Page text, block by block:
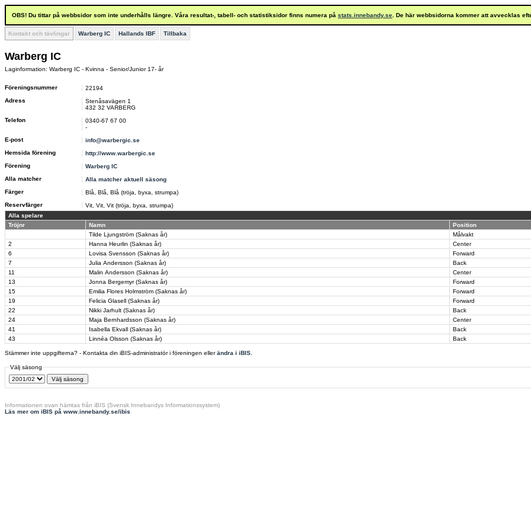
OBS! Du tittar på webbsidor som inte underhålls längre. Våra resultat-, tabell- och statistiksidor finns numera på stats.innebandy.se . De här webbsidorna kommer att avvecklas
Kontakt och tävlingar Warberg IC Hallands IBF Tillbaka
Warberg IC
Laginformation: Warberg IC - Kvinna - Senior/Junior 17- år
Föreningsnummer
22194
Adress
Stenåsavägen 1
432 32 VARBERG
Telefon
0340-67 67 00
-
E-post
info@warbergic.se
Hemsida förening
http://www.warbergic.se
Förening
Warberg IC
Alla matcher
Alla matcher aktuell säsong
Färger
Blå, Blå, Blå (tröja, byxa, strumpa)
Reservfärger
Vit, Vit, Vit (tröja, byxa, strumpa)
Alla spelare
Tröjnr
Namn
Position
Tilde Ljungström (Saknas år)
Målvakt
2
Hanna Heurlin (Saknas år)
Center
6
Lovisa Svensson (Saknas år)
Forward
7
Julia Andersson (Saknas år)
Back
11
Malin Andersson (Saknas år)
Center
13
Jonna Bergemyr (Saknas år)
Forward
15
Emilia Flores Holmström (Saknas år)
Forward
19
Felicia Glasell (Saknas år)
Forward
22
Nikki Jarhult (Saknas år)
Back
24
Maja Bernhardsson (Saknas år)
Center
41
Isabella Ekvall (Saknas år)
Back
43
Linnéa Olsson (Saknas år) Back
Stämmer inte uppgifterna? - Kontakta din iBIS-administratör i föreningen ellerändra i iBIS
Välj säsong
Informationen ovan hämtas från iBIS (Svensk Innebandys Informationssystem)
Läs mer om iBIS på www.innebandy.se/ibis